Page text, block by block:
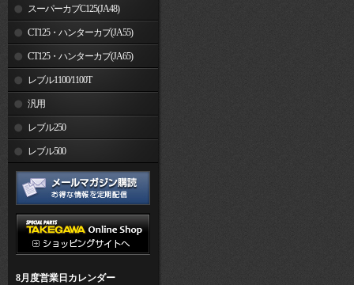
スーパーカブC125(JA48)
CT125・ハンターカブ(JA55)
CT125・ハンターカブ(JA65)
レブル1100/1100T
汎用
レブル250
レブル500
8月度営業日カレンダー